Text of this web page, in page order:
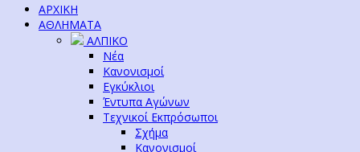
ΑΡΧΙΚΗ
ΑΘΛΗΜΑΤΑ
ΑΛΠΙΚΟ
Νέα
Κανονισμοί
Εγκύκλιοι
Έντυπα Αγώνων
Τεχνικοί Εκπρόσωποι
Σχήμα
Κανονισμοί